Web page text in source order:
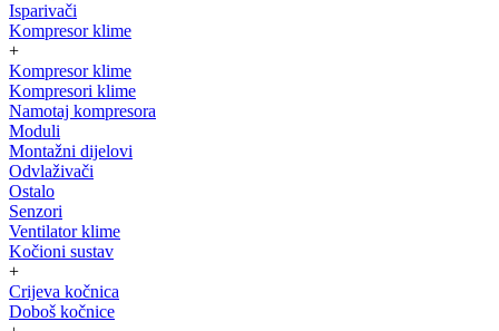
Isparivači
Kompresor klime
+
Kompresor klime
Kompresori klime
Namotaj kompresora
Moduli
Montažni dijelovi
Odvlaživači
Ostalo
Senzori
Ventilator klime
Kočioni sustav
+
Crijeva kočnica
Doboš kočnice